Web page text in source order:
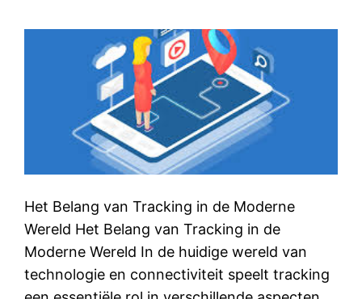
Het Belang van Tracking in de Moderne
Wereld Het Belang van Tracking in de
Moderne Wereld In de huidige wereld van
technologie en connectiviteit speelt tracking